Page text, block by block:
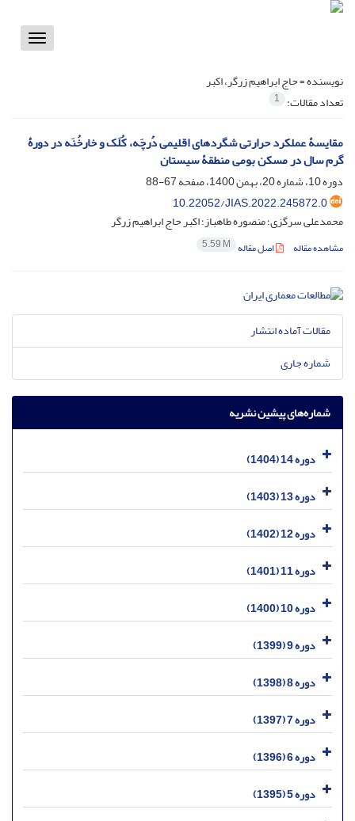
Toggle
نویسنده =حاج ابراهیم زرگر، اکبر
تعداد مقالات: 1
مقایسۀ عملکرد حرارتی شگردهای اقلیمی دُرچَه، کُلَک و خارخُنَه در دورۀ
گرم سال در مسکن بومی منطقۀ سیستان
دوره 10، شماره 20، بهمن 1400، صفحه
67-88
10.22052/JIAS.2022.245872.0
محمدعلی سرگزی؛ منصوره طاهباز؛ اکبر حاج ابراهیم زرگر
مشاهده مقاله اصل مقاله 5.59 M
مقالات آماده انتشار
شماره جاری
شماره‌های پیشین نشریه
دوره 14 (1404)
دوره 13 (1403)
دوره 12 (1402)
دوره 11 (1401)
دوره 10 (1400)
دوره 9 (1399)
دوره 8 (1398)
دوره 7 (1397)
دوره 6 (1396)
دوره 5 (1395)